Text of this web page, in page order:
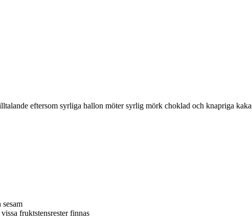
eftersom syrliga hallon möter syrlig mörk choklad och knapriga
fruktstensrester finnas